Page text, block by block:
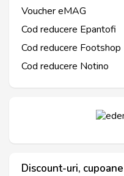
Voucher eMAG
Cod reducere Epantofi
Cod reducere Footshop
Cod reducere Notino
Discount-uri,